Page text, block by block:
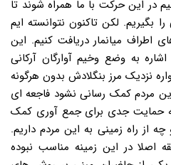
این حرکت با ما همراه شوند تا
بگیریم. لکن تاکنون نتوانسته ایم
اطراف میانمار دریافت کنیم. این
به وضع وخیم آوارگان آرکانی
قریب به ۲۰۰ هزار آواره نزدیک مرز بنگلادش بدون هرگونه
مردم کمک رسانی نشود فاجعه ای
به حمایت جدی برای جمع آوری کمک
از راه زمینی به این مردم داریم.
اصلا در این زمینه مناسب نبوده